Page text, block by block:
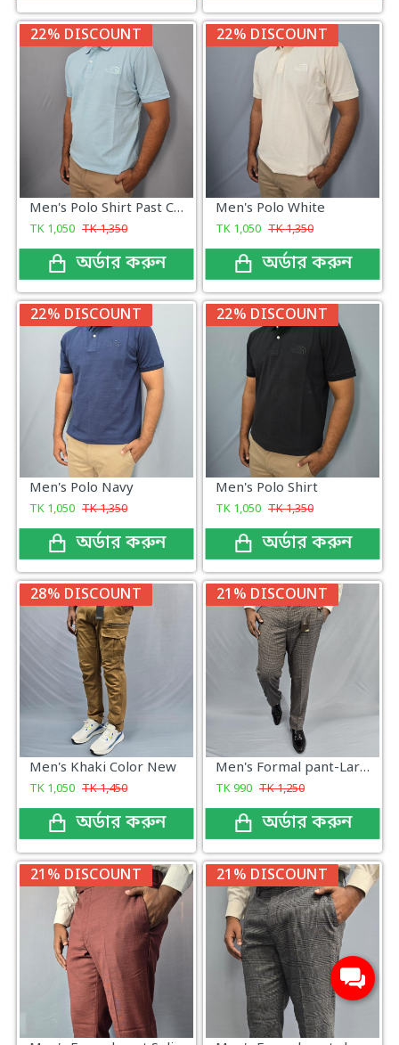
22% DISCOUNT
Men's Polo Shirt Past Color
TK 1,050 TK1,350
অর্ডার করুন
22% DISCOUNT
Men's Polo White
TK 1,050 TK1,350
অর্ডার করুন
22% DISCOUNT
Men's Polo Navy
TK 1,050 TK1,350
অর্ডার করুন
22% DISCOUNT
Men's Polo Shirt
TK 1,050 TK1,350
অর্ডার করুন
28% DISCOUNT
Men's Khaki Color New
TK 1,050 TK1,450
অর্ডার করুন
21% DISCOUNT
Men's Formal pant-Large_size
TK990 TK1,250
অর্ডার করুন
21% DISCOUNT 21% DISCOUNT